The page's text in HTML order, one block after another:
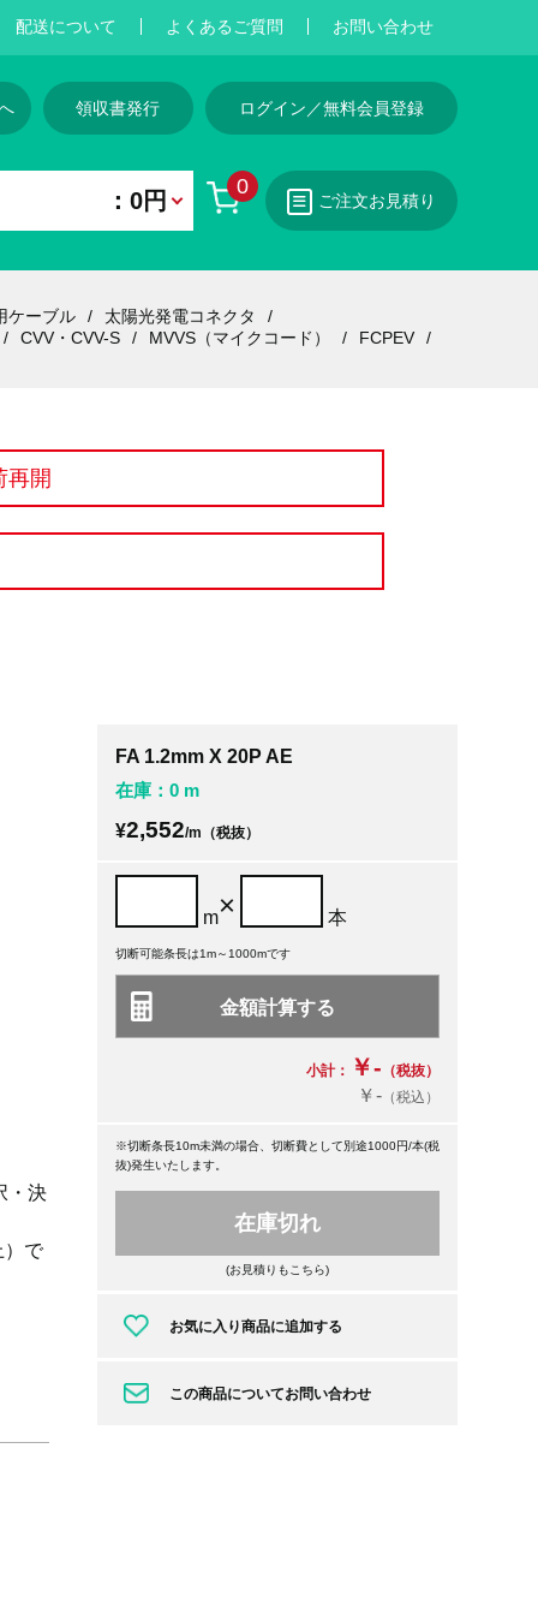
配送について よくあるご質問 お問い合わせ
領収書発行 ログイン／無料会員登録
0
：0円 ご注文お見積り
ケーブル
太陽光発電コネクタ
CVV・CVV-S MVVS（マイクコード）
FCPEV
再開
・決
）で
FA 1.2mm X 20P AE
在庫：0 m
¥2,552/m（税抜）
m× 本
切断可能条長は1m～1000mです
小計： ￥- （税抜）
￥-（税込）
※切断条長10m未満の場合、切断費として別途1000円/本(税
抜)発生いたします。
在庫切れ
(お見積りもこちら)
お気に入り商品に追加する
この商品についてお問い合わせ